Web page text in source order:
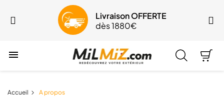
Livraison OFFERTE
dès 1880€

Accueil A propos